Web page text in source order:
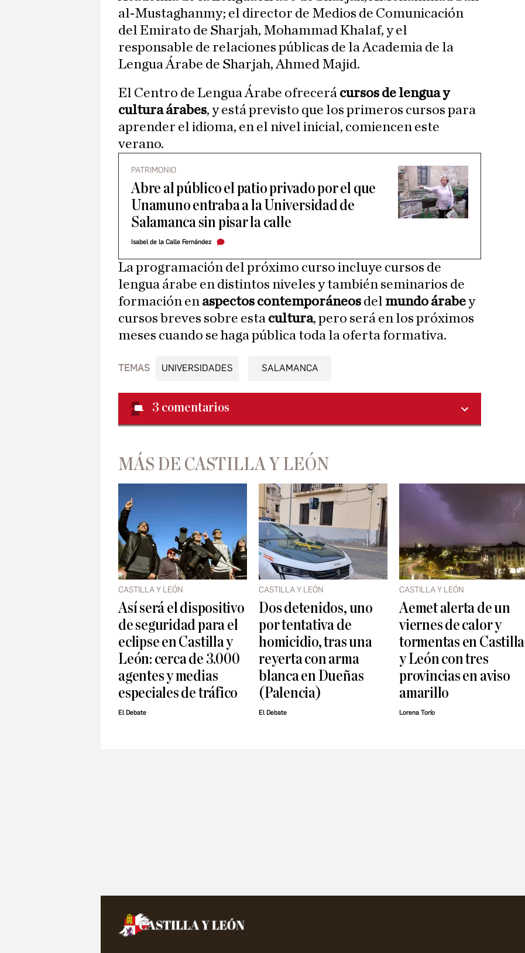
al-Mustaghanmy; el director de Medios de Comunicación
del Emirato de Sharjah, Mohammad Khalaf, y el
responsable de relaciones públicas de la Academia de la
Lengua Árabe de Sharjah, Ahmed Majid.
El Centro de Lengua Árabe ofrecerá cursos de lengua y
cultura árabes, y está previsto que los primeros cursos para
aprender el idioma, en el nivel inicial, comiencen este
verano.
PATRIMONIO
Abre al público el patio privado por el que
Unamuno entraba a la Universidad de
Salamanca sin pisar la calle
Isabel de la Calle Fernández
La programación del próximo curso incluye cursos de
lengua árabe en distintos niveles y también seminarios de
formación en aspectos contemporáneos del mundo árabey
cursos breves sobre esta cultura, pero será en los próximos
meses cuando se haga pública toda la oferta formativa.
TEMAS UNIVERSIDADES SALAMANCA
3 comentarios
MÁS DE CASTILLA Y LEÓN
CASTILLA Y LEÓN
Así será el dispositivo
de seguridad para el
eclipse en Castilla y
León: cerca de 3.000
agentes y medias
especiales de tráfico
El Debate
CASTILLA Y LEÓN
Dos detenidos, uno
por tentativa de
homicidio, tras una
reyerta con arma
blanca en Dueñas
(Palencia)
El Debate
CASTILLA Y LEÓN
Aemet alerta de un
viernes de calor y
tormentas en Castilla
y León con tres
provincias en aviso
amarillo
Lorena Torío